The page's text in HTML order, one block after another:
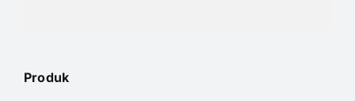
Produk